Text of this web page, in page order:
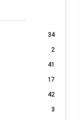
34
2
41
17
42
3